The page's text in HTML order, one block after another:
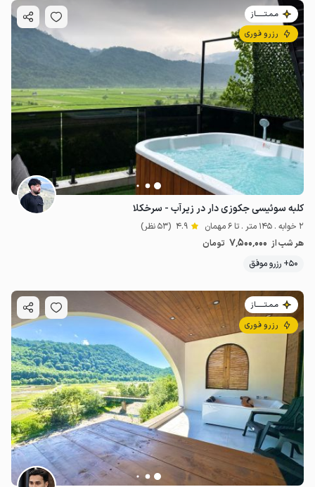
2.2میلیون ت 5
مـمـتــــــاز
رزرو فوری
کلبه سوئیسی جکوزی دار در زیرآب - سرخکلا
2 خوابه . 145 متر . تا 6 مهمان 4.9 (53 نظر)
هر شب از 7٬500٬000 تومان
50+ رزرو موفق
مـمـتــــــاز
رزرو فوری